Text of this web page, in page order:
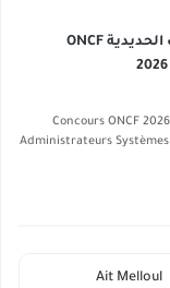
مباراة المكتب الوطني للسكك الحديدية ONCF
Concours ONCF
Administrateurs
Ait Melloul